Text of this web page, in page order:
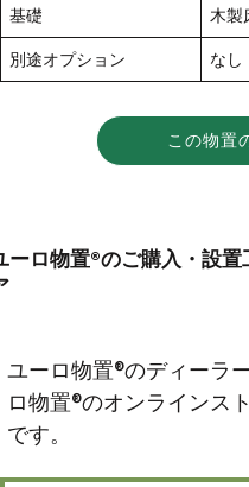
基礎 木製
別途オプション なし
この物置
ーロ物置®のご購入・設
ユーロ物置®のディーラ
ロ物置®のオンラインス
です。